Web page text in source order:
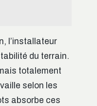
l’installateur
du terrain.
totalement
selon les
absorbe ces